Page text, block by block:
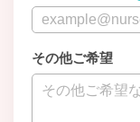
その他ご希望